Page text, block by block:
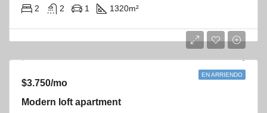
2 2 1 1320m²
EN ARRIENDO
$3.750/mo
Modern loft apartment